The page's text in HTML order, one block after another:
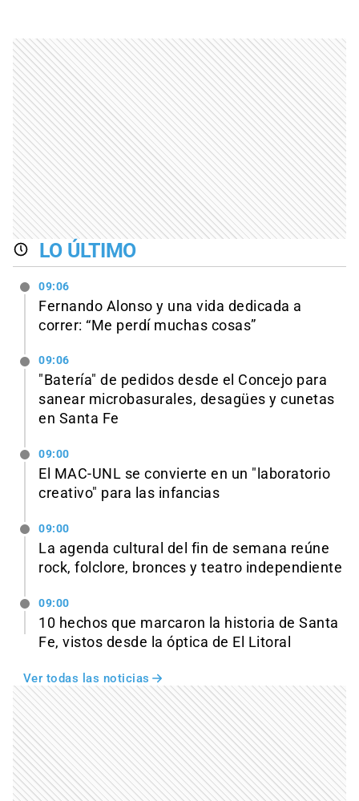
LO ÚLTIMO
09:06
Fernando Alonso y una vida dedicada a
correr: “Me perdí muchas cosas”
09:06
"Batería" de pedidos desde el Concejo para
sanear microbasurales, desagües y cunetas
en Santa Fe
09:00
El MAC-UNL se convierte en un "laboratorio
creativo" para las infancias
09:00
La agenda cultural del fin de semana reúne
rock, folclore, bronces y teatro independiente
09:00
10 hechos que marcaron la historia de Santa
Fe, vistos desde la óptica de El Litoral
Ver todas las noticias